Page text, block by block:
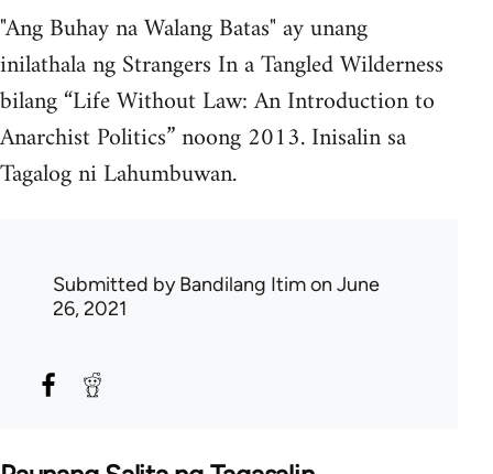
"Ang Buhay na Walang Batas" ay unang
inilathala ng Strangers In a Tangled Wilderness
bilang “Life Without Law: An Introduction to
Anarchist Politics” noong 2013. Inisalin sa
Tagalog ni Lahumbuwan.
Submitted byBandilang Itimon June
26, 2021